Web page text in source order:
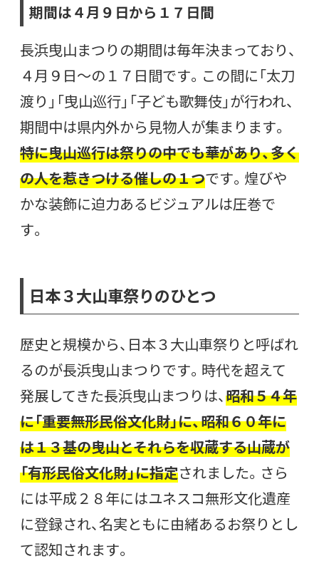
期間は４月９日から１７日間
長浜曳山まつりの期間は毎年決まっており、
４月９日～の１７日間です。この間に「太刀
渡り」「曳山巡行」「子ども歌舞伎」が行われ、
期間中は県内外から見物人が集まります。
特に曳山巡行は祭りの中でも華があり、多く
の人を惹きつける催しの１つです。煌びや
かな装飾に迫力あるビジュアルは圧巻で
す。
日本３大山車祭りのひとつ
歴史と規模から、日本３大山車祭りと呼ばれ
るのが長浜曳山まつりです。時代を超えて
発展してきた長浜曳山まつりは、昭和５４年
に「重要無形民俗文化財」に、昭和６０年に
は１３基の曳山とそれらを収蔵する山蔵が
「有形民俗文化財」に指定されました。さら
には平成２８年にはユネスコ無形文化遺産
に登録され、名実ともに由緒あるお祭りとし
て認知されます。